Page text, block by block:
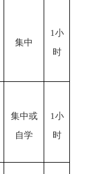
集中
1小
时
集中或
自学
1小
时